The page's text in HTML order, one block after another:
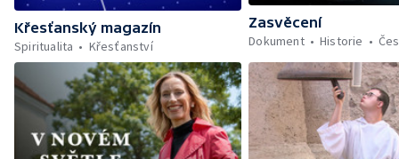
Křesťanský magazín
Spiritualita
Křesťanství
Zasvěcení
Dokument
Historie